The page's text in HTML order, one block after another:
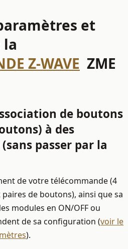
et
Z-WAVE ZME
de boutons
à des
passer par la
de votre télécommande (4
de boutons), ainsi que sa
modules en ON/OFF ou
de sa configuration (voir le
).